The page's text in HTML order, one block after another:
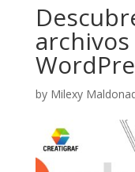
by Milexy